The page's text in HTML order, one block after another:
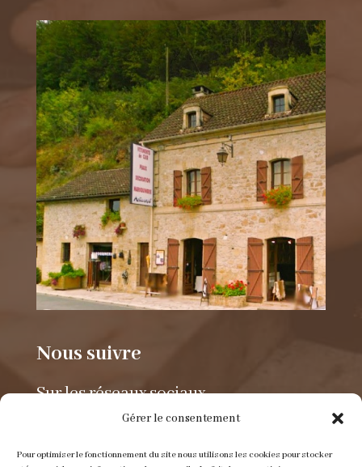
Gérer le consentement
Pour optimiser le fonctionnement du site nous utilisons les cookies pour stocker
Nous suivre
Sur les réseaux sociaux.